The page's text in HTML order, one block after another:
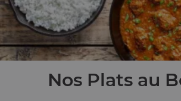
Nos Plats au